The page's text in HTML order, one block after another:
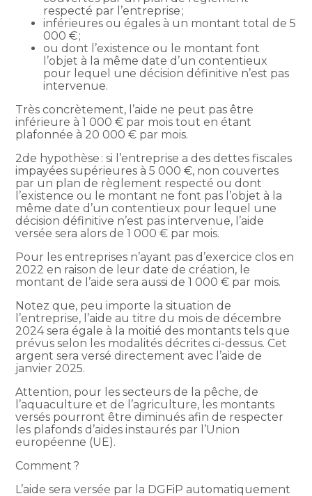
respecté par l’entreprise ;
inférieures ou égales à un montant total de 5
000 € ;
ou dont l’existence ou le montant font
l’objet à la même date d’un contentieux
pour lequel une décision définitive n’est pas
intervenue.
Très concrètement, l’aide ne peut pas être
inférieure à 1 000 € par mois tout en étant
plafonnée à 20 000 € par mois.
2de hypothèse : si l’entreprise a des dettes fiscales
impayées supérieures à 5 000 €, non couvertes
par un plan de règlement respecté ou dont
l’existence ou le montant ne font pas l’objet à la
même date d’un contentieux pour lequel une
décision définitive n’est pas intervenue, l’aide
versée sera alors de 1 000 € par mois.
Pour les entreprises n’ayant pas d’exercice clos en
2022 en raison de leur date de création, le
montant de l’aide sera aussi de 1 000 € par mois.
Notez que, peu importe la situation de
l’entreprise, l’aide au titre du mois de décembre
2024 sera égale à la moitié des montants tels que
prévus selon les modalités décrites ci-dessus. Cet
argent sera versé directement avec l’aide de
janvier 2025.
Attention, pour les secteurs de la pêche, de
l’aquaculture et de l’agriculture, les montants
versés pourront être diminués afin de respecter
les plafonds d’aides instaurés par l’Union
européenne (UE).
Comment ?
L’aide sera versée par la DGFiP automatiquement